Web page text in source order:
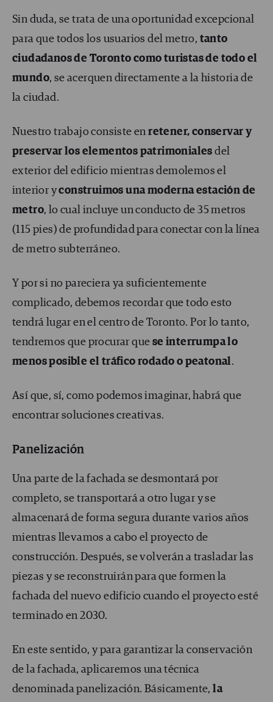
Sin duda, se trata de una oportunidad excepcional
para que todos los usuarios del metro, tanto
ciudadanos de Toronto como turistas de todo el
mundo, se acerquen directamente a la historia de
la ciudad.
Nuestro trabajo consiste enretener, conservar y
preservar los elementos patrimoniales del
exterior del edificio mientras demolemos el
interior yconstruimos una moderna estación de
metro, lo cual incluye un conducto de 35 metros
(115 pies) de profundidad para conectar con la línea
de metro subterráneo.
Y por si no pareciera ya suficientemente
complicado, debemos recordar que todo esto
tendrá lugar en el centro de Toronto. Por lo tanto,
tendremos que procurar que se interrumpa lo
menos posible el tráfico rodado o peatonal.
Así que, sí, como podemos imaginar, habrá que
encontrar soluciones creativas.
Panelización
Una parte de la fachada se desmontará por
completo, se transportará a otro lugar y se
almacenará de forma segura durante varios años
mientras llevamos a cabo el proyecto de
construcción. Después, se volverán a trasladar las
piezas y se reconstruirán para que formen la
fachada del nuevo edificio cuando el proyecto esté
terminado en 2030.
En este sentido, y para garantizar la conservación
de la fachada, aplicaremos una técnica
denominada panelización. Básicamente,la